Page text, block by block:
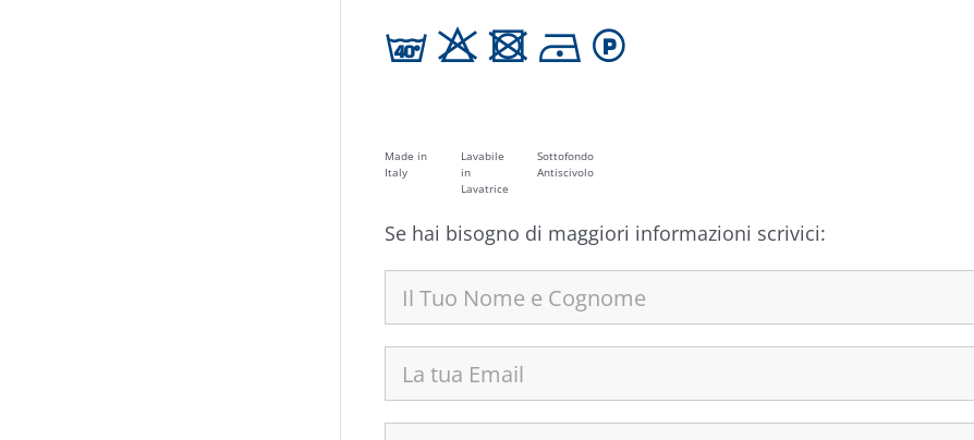
h H U D L
Made in
Italy
Lavabile
in
Lavatrice
Sottofondo
Antiscivolo
Se hai bisogno di maggiori informazioni scrivici: